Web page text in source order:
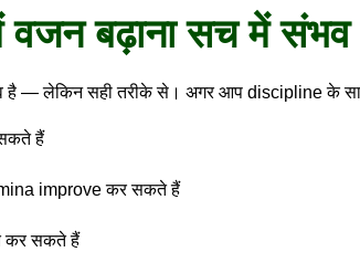
वजन बढ़ाना सच में
है — लेकिन सही तरीके से। अगर आप discipline के
हैं
improve कर सकते हैं
कर सकते हैं